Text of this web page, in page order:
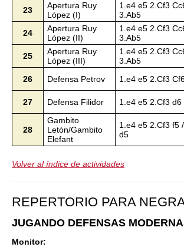
23
Apertura Ruy
López (I)
1.e4 e5 2.Cf3
3.Ab5
24
Apertura Ruy
López (II)
1.e4 e5 2.Cf3
3.Ab5
25
Apertura Ruy
López (III)
1.e4 e5 2.Cf3
3.Ab5
26
Defensa Petrov 1.e4 e5 2.Cf3
27
Defensa Filidor 1.e4 e5 2.Cf3 d6
28
Gambito
Letón/Gambito
Elefant
1.e4 e5 2.Cf3 f5
d5
Volver al índice de actividades
REPERTORIO PARA
JUGANDO DEFENSAS
Monitor: